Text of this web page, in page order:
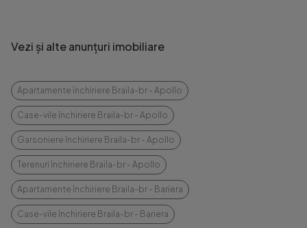
Vezi și alte anunțuri imobiliare
Apartamente închiriere Braila-br - Apollo
Case-vile închiriere Braila-br - Apollo
Garsoniere închiriere Braila-br - Apollo
Terenuri închiriere Braila-br - Apollo
Apartamente închiriere Braila-br - Bariera
Case-vile închiriere Braila-br - Bariera